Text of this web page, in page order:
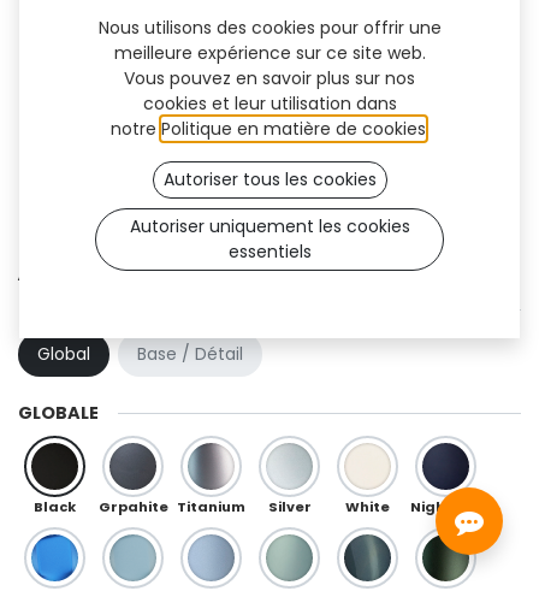
Aura Flex (TF)
Global
Base / Détail
GLOBALE
Black Grpahite Titanium Silver White
Nous utilisons des cookies pour offrir une
meilleure expérience sur ce site web.
Vous pouvez en savoir plus sur nos
cookies et leur utilisation dans
notre Politique en matière de cookies
Autoriser tous les cookies
Autoriser uniquement les cookies
essentiels